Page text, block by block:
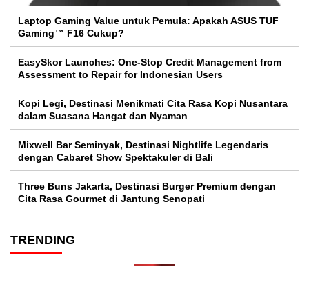
Laptop Gaming Value untuk Pemula: Apakah ASUS TUF
Gaming™ F16 Cukup?
EasySkor Launches: One-Stop Credit Management from
Assessment to Repair for Indonesian Users
Kopi Legi, Destinasi Menikmati Cita Rasa Kopi Nusantara
dalam Suasana Hangat dan Nyaman
Mixwell Bar Seminyak, Destinasi Nightlife Legendaris
dengan Cabaret Show Spektakuler di Bali
Three Buns Jakarta, Destinasi Burger Premium dengan
Cita Rasa Gourmet di Jantung Senopati
TRENDING